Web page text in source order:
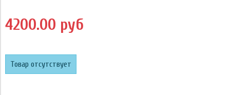
4200.00 руб
Товар отсутствует